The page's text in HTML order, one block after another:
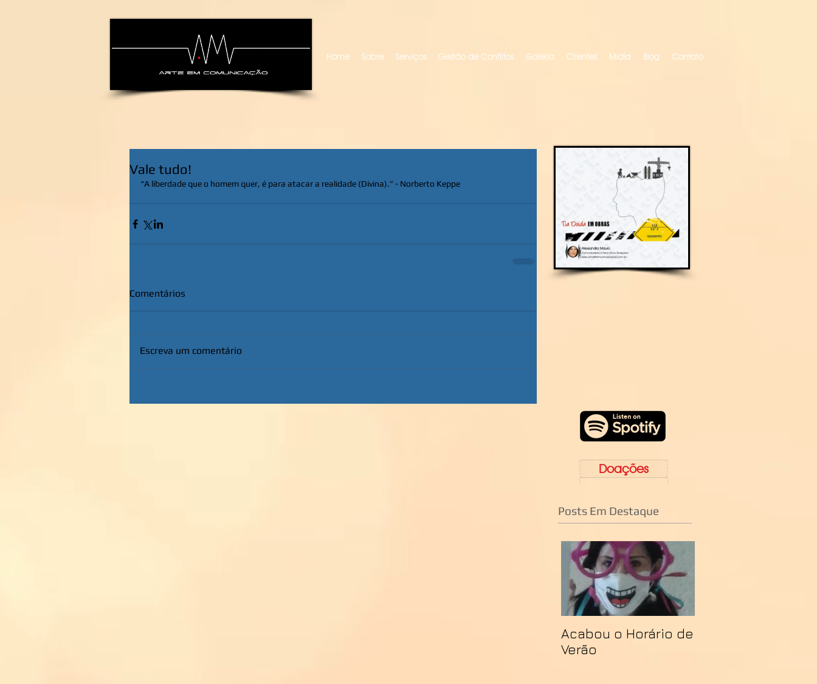
Home Sobre Serviços Gestão de Conflitos Galeria Clientes Mídia Blog Contato
Vale tudo!
“A liberdade que o homem quer, é para atacar a realidade (Divina).” - Norberto Keppe
Comentários
Escreva um comentário
Doações
Posts Em Destaque
Acabou o Horário de
Verão